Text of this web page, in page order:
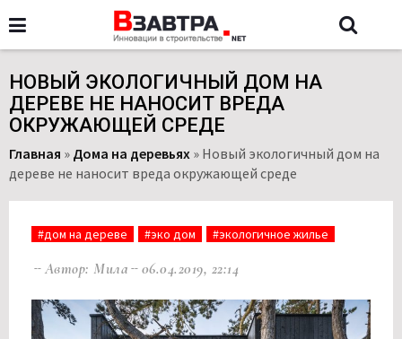
НОВЫЙ ЭКОЛОГИЧНЫЙ ДОМ НА
ДЕРЕВЕ НЕ НАНОСИТ ВРЕДА
ОКРУЖАЮЩЕЙ СРЕДЕ
Главная » Дома на деревьях » Новый экологичный дом на
дереве не наносит вреда окружающей среде
#дом на дереве #эко дом #экологичное жилье
Автор: Мила 06.04.2019, 22:14